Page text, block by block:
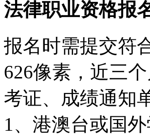
法律职业资格报
报名时需提交符
626像素，近三
考证、成绩通知
1、港澳台或国